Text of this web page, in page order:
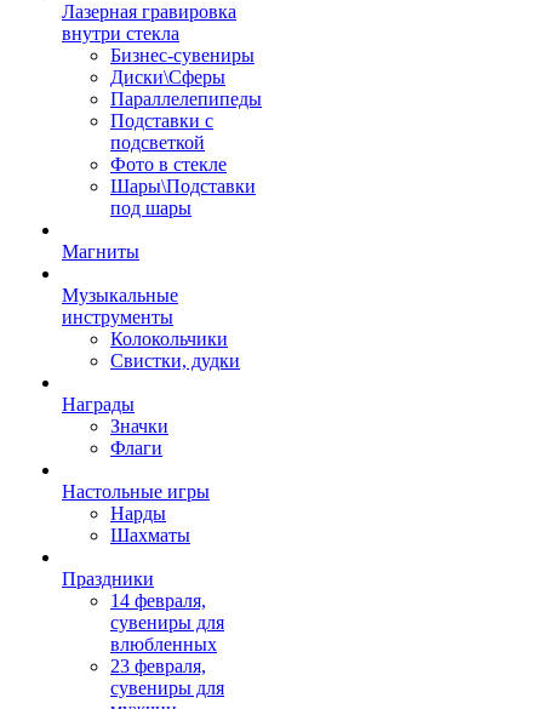
Лазерная гравировка
внутри стекла
Бизнес-сувениры
Диски\Сферы
Параллелепипеды
Подставки с
подсветкой
Фото в стекле
Шары\Подставки
под шары
Магниты
Музыкальные
инструменты
Колокольчики
Свистки, дудки
Награды
Значки
Флаги
Настольные игры
Нарды
Шахматы
Праздники
14 февраля,
сувениры для
влюбленных
23 февраля,
сувениры для